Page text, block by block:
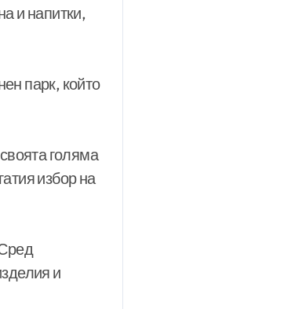
и напитки,
парк, който
голяма
избор на
и